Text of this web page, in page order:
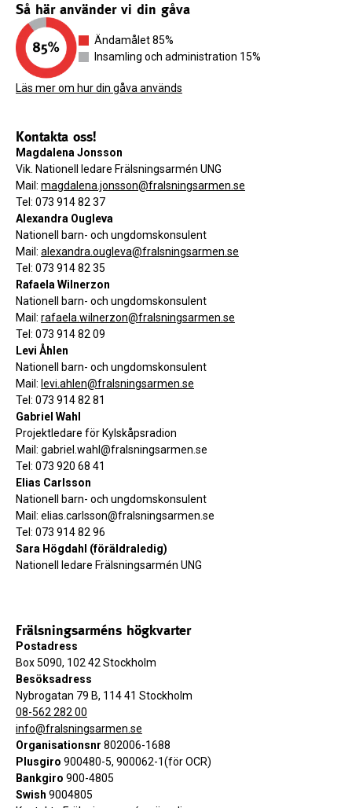
Så här använder vi din gåva
Ändamålet 85%
Insamling och administration 15%
Läs mer om hur din gåva används
Kontakta oss!
Magdalena Jonsson
Vik. Nationell ledare Frälsningsarmén UNG
Mail: magdalena.jonsson@fralsningsarmen.se
Tel: 073 914 82 37
Alexandra Ougleva
Nationell barn- och ungdomskonsulent
Mail: alexandra.ougleva@fralsningsarmen.se
Tel: 073 914 82 35
Rafaela Wilnerzon
Nationell barn- och ungdomskonsulent
Mail: rafaela.wilnerzon@fralsningsarmen.se
Tel: 073 914 82 09
Levi Åhlen
Nationell barn- och ungdomskonsulent
Mail: levi.ahlen@fralsningsarmen.se
Tel: 073 914 82 81
Gabriel Wahl
Projektledare för Kylskåpsradion
Mail: gabriel.wahl@fralsningsarmen.se
Tel: 073 920 68 41
Elias Carlsson
Nationell barn- och ungdomskonsulent
Mail: elias.carlsson@fralsningsarmen.se
Tel: 073 914 82 96
Sara Högdahl (föräldraledig)
Nationell ledare Frälsningsarmén UNG
Frälsningsarméns högkvarter
Postadress
Box 5090, 102 42 Stockholm
Besöksadress
Nybrogatan 79 B, 114 41 Stockholm
08-562 282 00
info@fralsningsarmen.se
Organisationsnr 802006-1688
Plusgiro 900480-5, 900062-1(för OCR)
Bankgiro 900-4805
Swish 9004805